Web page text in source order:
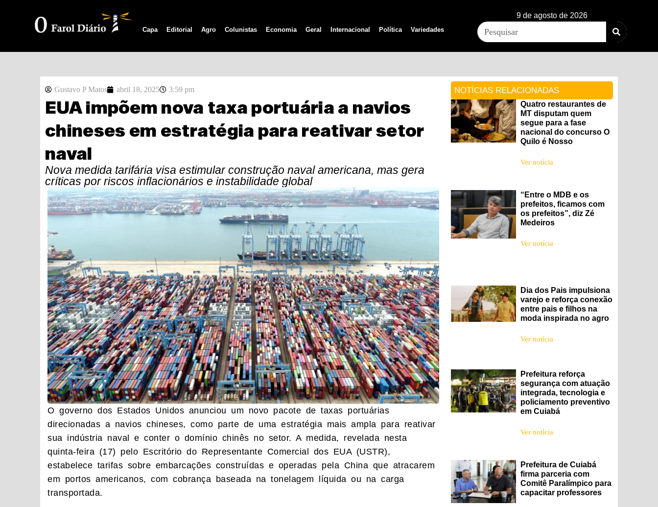
Capa Editorial Agro Colunistas Economia Geral Internacional Política Variedades
9 de agosto de 2026
Gustavo P Matos abril 18, 2025 3:59 pm
EUA impõem nova taxa portuária a navios
chineses em estratégia para reativar setor
naval
Nova medida tarifária visa estimular construção naval americana, mas gera
críticas por riscos inflacionários e instabilidade global
O governo dos Estados Unidos anunciou um novo pacote de taxas portuárias
direcionadas a navios chineses, como parte de uma estratégia mais ampla para reativar
sua indústria naval e conter o domínio chinês no setor. A medida, revelada nesta
quinta-feira (17) pelo Escritório do Representante Comercial dos EUA (USTR),
estabelece tarifas sobre embarcações construídas e operadas pela China que atracarem
em portos americanos, com cobrança baseada na tonelagem líquida ou na carga
transportada.
NOTÍCIAS RELACIONADAS
Quatro restaurantes de
MT disputam quem
segue para a fase
nacional do concurso O
Quilo é Nosso
Ver notícia
“Entre o MDB e os
prefeitos, ficamos com
os prefeitos”, diz Zé
Medeiros
Ver notícia
Dia dos Pais impulsiona
varejo e reforça conexão
entre pais e filhos na
moda inspirada no agro
Ver notícia
Prefeitura reforça
segurança com atuação
integrada, tecnologia e
policiamento preventivo
em Cuiabá
Ver notícia
Prefeitura de Cuiabá
firma parceria com
Comitê Paralímpico para
capacitar professores